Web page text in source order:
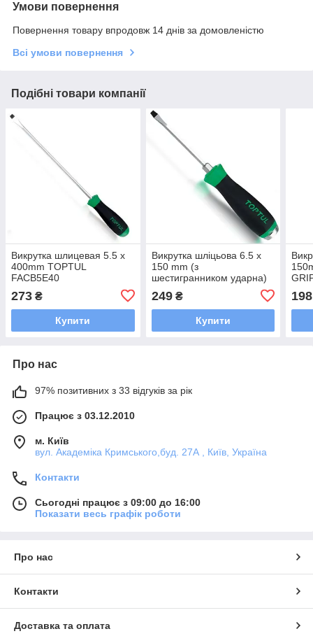
Умови повернення
Повернення товару впродовж 14 днів за домовленістю
Всі умови повернення
Подібні товари компанії
Викрутка шлицевая 5.5 x
400mm TOPTUL
FACB5E40
273 ₴
Купити
Викрутка шліцьова 6.5 x
150 mm (з
шестигранником ударна)
249₴
Купити
198
Про нас
97% позитивних з 33 відгуків за рік
Працює з 03.12.2010
м. Київ
вул. Академіка Кримського,буд. 27А , Київ, Україна
Контакти
Сьогодні працює з 09:00 до 16:00
Показати весь графік роботи
Про нас
Контакти
Доставка та оплата